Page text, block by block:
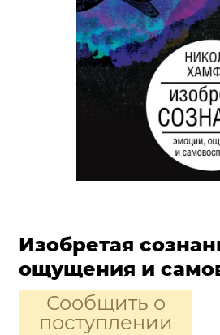
Изобретая
ощущения и
Сообщить о
поступлении